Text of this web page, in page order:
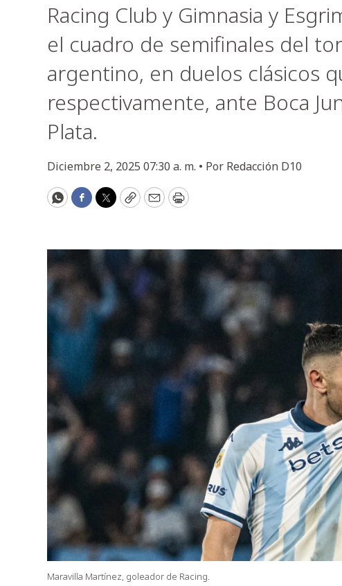
Racing Club y Gimnasia y
el cuadro de semifinales del
argentino, en duelos clásicos
respectivamente, ante Boca
Plata.
Diciembre 2, 2025 07:30 a. m. • Por Redacción D10
WhatsApp
Facebook
Twitter
CopyEmailPrint
Maravilla Martínez, goleador de Racing.